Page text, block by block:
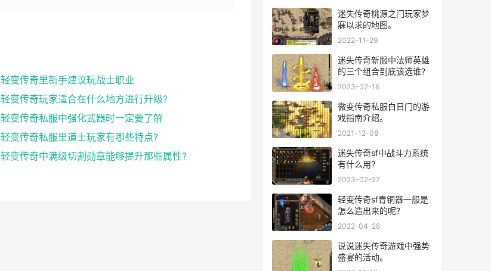
轻变传奇里新手建议玩战士职业
轻变传奇玩家适合在什么地方进行升级?
轻变传奇私服中强化武器时一定要了解
轻变传奇私服里道士玩家有哪些特点?
轻变传奇中满级切割勋章能够提升那些属性?
迷失传奇桃源之门玩家梦
寐以求的地图。
2022-11-29
迷失传奇新服中法师英雄
的三个组合到底该选谁?
2023-02-16
微变传奇私服白日门的游
戏指南介绍。
2021-12-08
迷失传奇sf中战斗力系统
有什么用?
2023-02-27
轻变传奇sf青铜器一般是
怎么造出来的呢?
2022-04-28
说说迷失传奇游戏中强势
盛宴的活动。